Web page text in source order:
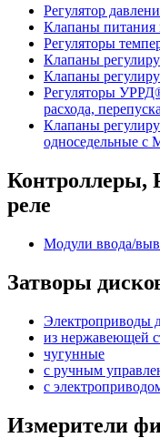
Регулятор
Клапаны питания
Регуляторы
Клапаны
Клапаны
Регуляторы
расхода,
Клапаны
односедельные
Контроллеры,
реле
Модули ввода/
Затворы
Электроприводы
из нержавеющей
чугунные
с ручным
c
Измерители